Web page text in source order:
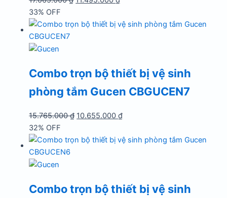
là:
tại
33% OFF
Combo trọn bộ thiết bị vệ sinh
phòng tắm Gucen CBGUCEN7
15.765.000₫ Giá
là:
10.655.000₫Giá
tại
32% OFF
Combo trọn bộ thiết bị vệ sinh